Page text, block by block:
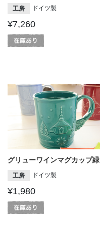
工房 ドイツ製
¥7,260
グリューワインマグカップ緑
工房 ドイツ製
¥1,980